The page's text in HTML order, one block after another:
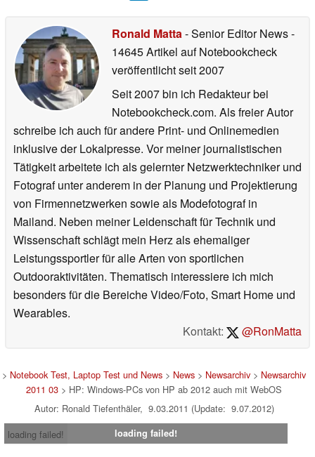
Ronald Matta- Senior Editor News-
14645 Artikel auf Notebookcheck
veröffentlichtseit 2007
Seit 2007 bin ich Redakteur bei
Notebookcheck.com. Als freier Autor
schreibe ich auch für andere Print- und Onlinemedien
inklusive der Lokalpresse. Vor meiner journalistischen
Tätigkeit arbeitete ich als gelernter Netzwerktechniker und
Fotograf unter anderem in der Planung und Projektierung
von Firmennetzwerken sowie als Modefotograf in
Mailand. Neben meiner Leidenschaft für Technik und
Wissenschaft schlägt mein Herz als ehemaliger
Leistungssportler für alle Arten von sportlichen
Outdooraktivitäten. Thematisch interessiere ich mich
besonders für die Bereiche Video/Foto, Smart Home und
Wearables.
Kontakt:
@RonMatta
> Notebook Test, Laptop Test und News > News > Newsarchiv > Newsarchiv
2011 03 > HP: Windows-PCs von HP ab 2012 auch mit WebOS
Autor: Ronald Tiefenthäler, 9.03.2011 (Update: 9.07.2012)
loading failed!
loading failed!